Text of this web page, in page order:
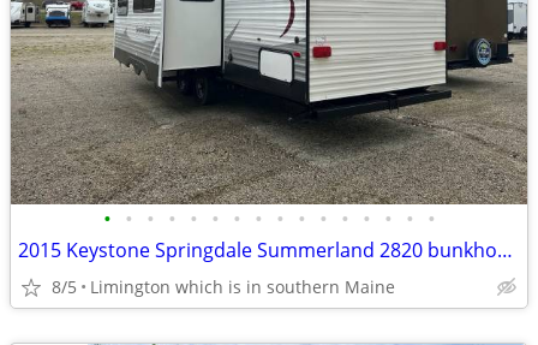
• • • • • • • • • • • • • • • •
2015 Keystone Springdale Summerland 2820 bunkhouse
8/5 Limington which is in southern Maine